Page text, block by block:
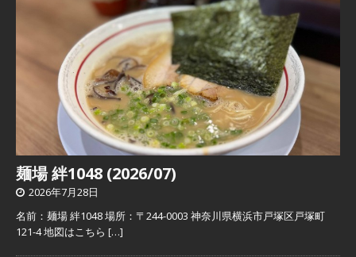
麺場 絆1048 (2026/07)
2026年7月28日
名前：麺場 絆1048 場所：〒244-0003 神奈川県横浜市戸塚区戸塚町
121-4 地図はこちら […]